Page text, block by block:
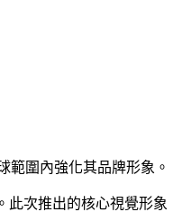
範圍內強化其品牌形象。
此次推出的核心視覺形象